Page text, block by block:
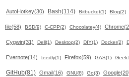
AutoHotkey(30) Bash(114) Bitbucket(1) Blog(2)
file(58) BSD(9) C-CPP(2) Chocolatey(4)
Cygwin(31) Dell(1) Desktop(2) DIY(1) Docker(2)
Evernote(14) feedly(1) Firefox(59) GAS(1)
GitHub(81) Gmail(16) GNU(8) Go(3)